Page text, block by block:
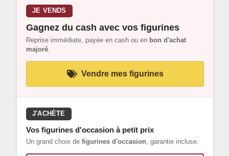
JE VENDS
Gagnez du cash avec vos figurines
Reprise immédiate, payée en cash ou en bon d'achat
majoré.
Vendre mes figurines
J'ACHÈTE
Vos figurines d'occasion à petit prix
Un grand choix de figurines d'occasion, garantie incluse.